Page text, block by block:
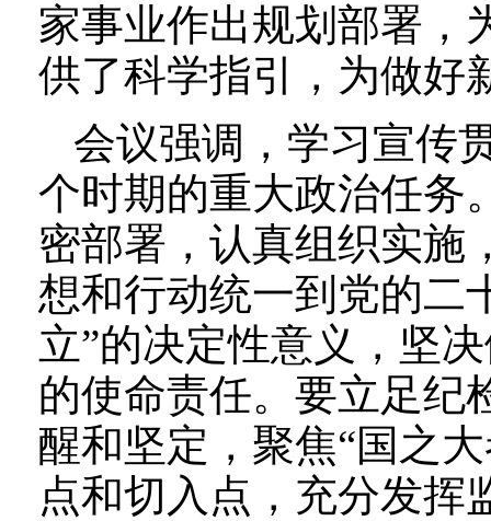
家事业作出规划部署，
供了科学指引，为做好
会议强调，学习宣传
个时期的重大政治任务
密部署，认真组织实施
想和行动统一到党的二
立”的决定性意义，坚
的使命责任。要立足纪
醒和坚定，聚焦“国之
点和切入点，充分发挥